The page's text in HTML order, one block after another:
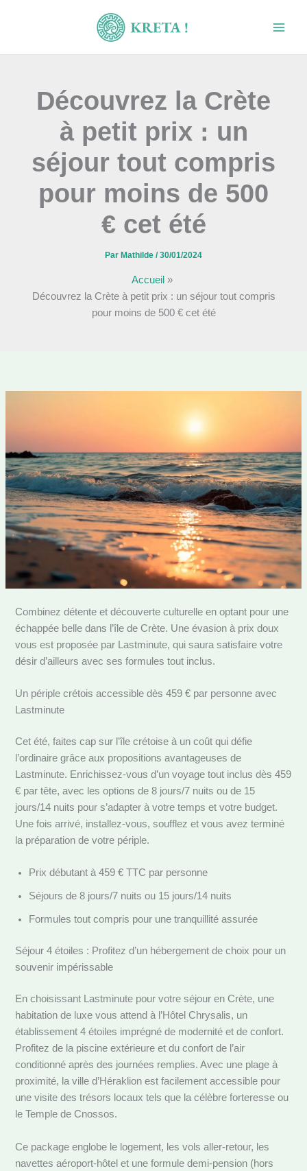
Découvrez la Crète
à petit prix : un
séjour tout compris
pour moins de 500
€ cet été
Par Mathilde /30/01/2024
Accueil
Découvrez la Crète à petit prix : un séjour tout compris
pour moins de 500 € cet été
Combinez détente et découverte culturelle en optant pour une
échappée belle dans l’île de Crète. Une évasion à prix doux
vous est proposée par Lastminute, qui saura satisfaire votre
désir d’ailleurs avec ses formules tout inclus.
Un périple crétois accessible dès 459 € par personne avec
Lastminute
Cet été, faites cap sur l’île crétoise à un coût qui défie
l’ordinaire grâce aux propositions avantageuses de
Lastminute. Enrichissez-vous d’un voyage tout inclus dès 459
€ par tête, avec les options de 8 jours/7 nuits ou de 15
jours/14 nuits pour s’adapter à votre temps et votre budget.
Une fois arrivé, installez-vous, soufflez et vous avez terminé
la préparation de votre périple.
Prix débutant à 459 € TTC par personne
Séjours de 8 jours/7 nuits ou 15 jours/14 nuits
Formules tout compris pour une tranquillité assurée
Séjour 4 étoiles : Profitez d’un hébergement de choix pour un
souvenir impérissable
En choisissant Lastminute pour votre séjour en Crète, une
habitation de luxe vous attend à l’Hôtel Chrysalis, un
établissement 4 étoiles imprégné de modernité et de confort.
Profitez de la piscine extérieure et du confort de l’air
conditionné après des journées remplies. Avec une plage à
proximité, la ville d’Héraklion est facilement accessible pour
une visite des trésors locaux tels que la célèbre forteresse ou
le Temple de Cnossos.
Ce package englobe le logement, les vols aller-retour, les
navettes aéroport-hôtel et une formule demi-pension (hors